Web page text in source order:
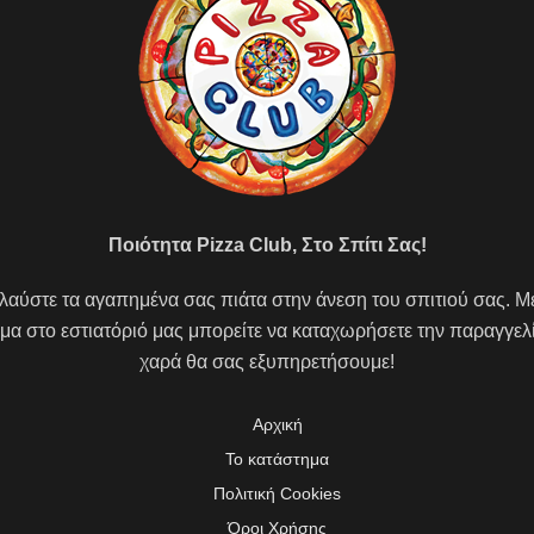
Ποιότητα Pizza Club, Στο Σπίτι Σας!
τα αγαπημένα σας πιάτα στην άνεση του σπιτιού σας.
στο εστιατόριό μας μπορείτε να καταχωρήσετε την
χαρά θα σας εξυπηρετήσουμε!
Αρχική
Το κατάστημα
Πολιτική Cookies
Όροι Χρήσης